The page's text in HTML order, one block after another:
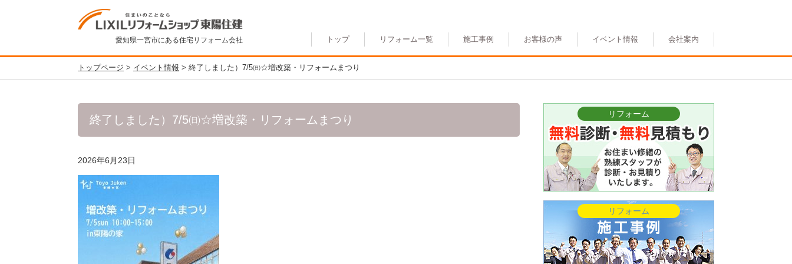
愛知県一宮市にある住宅リフォーム会社 トップ リフォーム一覧 施工事例 お客様の声 イベント情報 会社案内
トップページ > イベント情報 > 終了しました）7/5㈰☆増改築・リフォームまつり
終了しました）7/5㈰☆増改築・リフォームまつり
2026年6月23日
リフォーム
リフォーム